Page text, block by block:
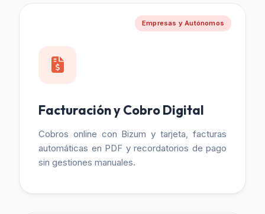
Empresas y Autónomos
Facturación y Cobro Digital
Cobros online con Bizum y tarjeta, facturas
automáticas en PDF y recordatorios de pago
sin gestiones manuales.